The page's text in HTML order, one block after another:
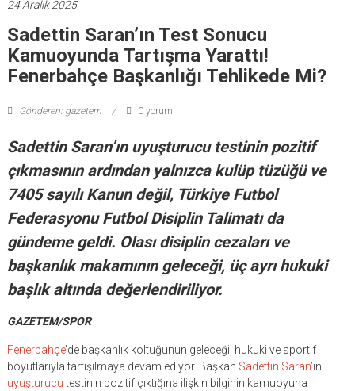
24 Aralık 2025
Sadettin Saran’ın Test Sonucu
Kamuoyunda Tartışma Yarattı!
Fenerbahçe Başkanlığı Tehlikede Mi?
Gönderen: gazetem 0 yorum
Sadettin Saran’ın uyuşturucu testinin pozitif
çıkmasının ardından yalnızca kulüp tüzüğü ve
7405 sayılı Kanun değil, Türkiye Futbol
Federasyonu Futbol Disiplin Talimatı da
gündeme geldi. Olası disiplin cezaları ve
başkanlık makamının geleceği, üç ayrı hukuki
başlık altında değerlendiriliyor.
GAZETEM/SPOR
Fenerbahçe’de başkanlık koltuğunun geleceği, hukuki ve sportif
boyutlarıyla tartışılmaya devam ediyor. Başkan Sadettin Saran’ın
uyuşturucutestinin pozitif çıktığına ilişkin bilginin kamuoyuna